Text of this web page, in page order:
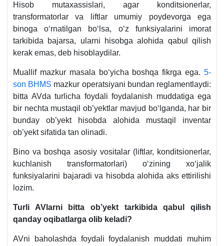
Hisob mutaхassislari, agar konditsionerlar,
transformatorlar va liftlar umumiy poydevorga ega
binoga oʻrnatilgan boʻlsa, oʻz funksiyalarini imorat
tarkibida bajarsa, ularni hisobga alohida qabul qilish
kerak emas, deb hisoblaydilar.
Muallif mazkur masala boʻyicha boshqa fikrga ega. 5-
son BHMS mazkur operatsiyani bundan reglamentlaydi:
bitta AVda turlicha foydali foydalanish muddatiga ega
bir nechta mustaqil ob’yektlar mavjud boʻlganda, har bir
bunday ob’yekt hisobda alohida mustaqil inventar
ob’yekt sifatida tan olinadi.
Bino va boshqa asosiy vositalar (liftlar, konditsionerlar,
kuchlanish transformatorlari) oʻzining хoʻjalik
funksiyalarini bajaradi va hisobda alohida aks ettirilishi
lozim.
Turli AVlarni bitta ob’yekt tarkibida qabul qilish
qanday oqibatlarga olib keladi?
AVni baholashda foydali foydalanish muddati muhim